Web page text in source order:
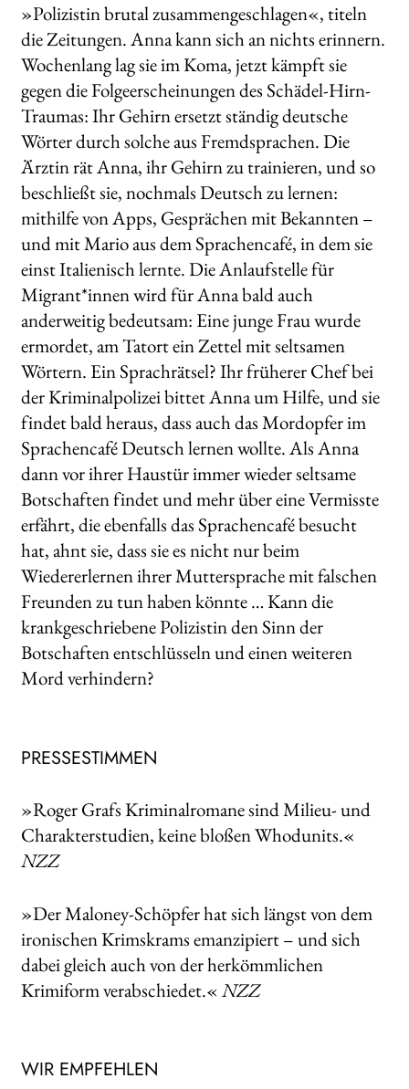
»Polizistin brutal zusammengeschlagen«, titeln
die Zeitungen. Anna kann sich an nichts erinnern.
Wochenlang lag sie im Koma, jetzt kämpft sie
gegen die Folgeerscheinungen des Schädel-Hirn-
Traumas: Ihr Gehirn ersetzt ständig deutsche
Wörter durch solche aus Fremdsprachen. Die
Ärztin rät Anna, ihr Gehirn zu trainieren, und so
beschließt sie, nochmals Deutsch zu lernen:
mithilfe von Apps, Gesprächen mit Bekannten –
und mit Mario aus dem Sprachencafé, in dem sie
einst Italienisch lernte. Die Anlaufstelle für
Migrant*innen wird für Anna bald auch
anderweitig bedeutsam: Eine junge Frau wurde
ermordet, am Tatort ein Zettel mit seltsamen
Wörtern. Ein Sprachrätsel? Ihr früherer Chef bei
der Kriminalpolizei bittet Anna um Hilfe, und sie
findet bald heraus, dass auch das Mordopfer im
Sprachencafé Deutsch lernen wollte. Als Anna
dann vor ihrer Haustür immer wieder seltsame
Botschaften findet und mehr über eine Vermisste
erfährt, die ebenfalls das Sprachencafé besucht
hat, ahnt sie, dass sie es nicht nur beim
Wiedererlernen ihrer Muttersprache mit falschen
Freunden zu tun haben könnte … Kann die
krankgeschriebene Polizistin den Sinn der
Botschaften entschlüsseln und einen weiteren
Mord verhindern?
PRESSESTIMMEN
»Roger Grafs Kriminalromane sind Milieu- und
Charakterstudien, keine bloßen Whodunits.«
NZZ
»Der Maloney-Schöpfer hat sich längst von dem
ironischen Krimskrams emanzipiert – und sich
dabei gleich auch von der herkömmlichen
Krimiform verabschiedet.« NZZ
WIR EMPFEHLEN